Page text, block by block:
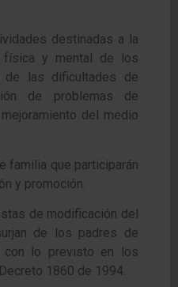
destinadas a la
física y mental de los
de las dificultades de
de problemas de
mejoramiento del medio
familia que participarán
y promoción.
de modificación del
de los padres de
con lo previsto en los
1860 de 1994.